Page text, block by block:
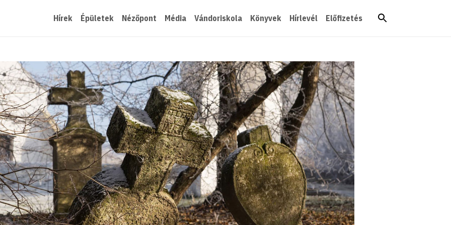
Hírek Épületek Nézőpont Média Vándoriskola Könyvek Hírlevél Előfizetés